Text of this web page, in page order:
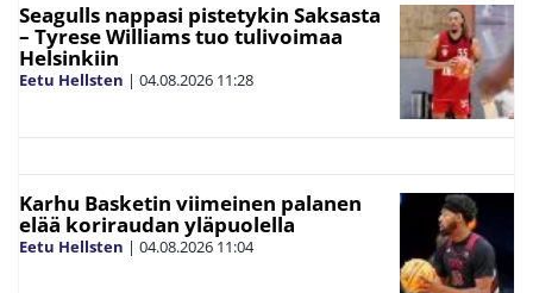
Seagulls nappasi pistetykin Saksasta
– Tyrese Williams tuo tulivoimaa
Helsinkiin
Eetu Hellsten | 04.08.2026 11:28
Karhu Basketin viimeinen palanen
elää koriraudan yläpuolella
Eetu Hellsten | 04.08.2026 11:04